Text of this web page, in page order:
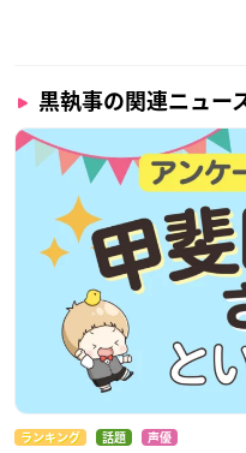
黒執事の関連ニュー
ランキング 話題 声優